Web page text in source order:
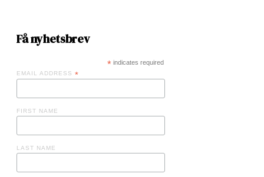
Få nyhetsbrev
*indicates required
EMAIL ADDRESS *
FIRST NAME
LAST NAME